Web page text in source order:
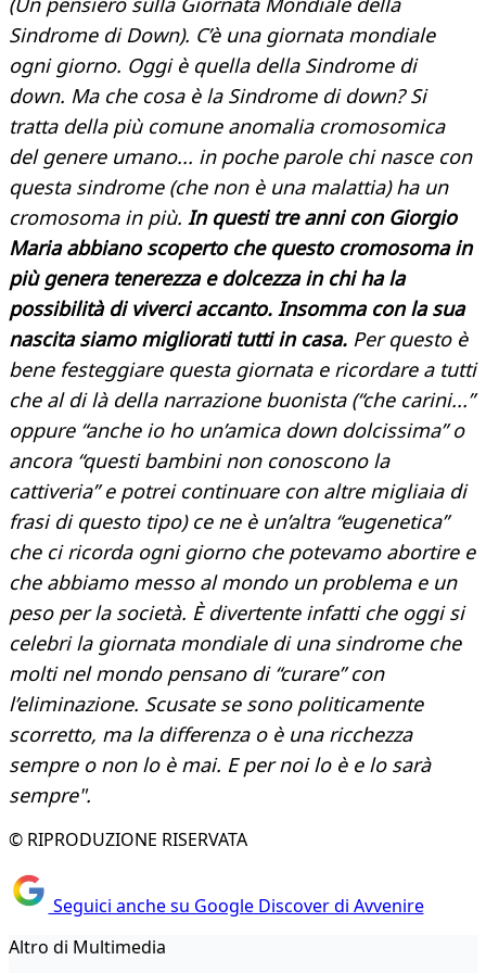
Sindrome di Down). C’è una giornata mondiale
ogni giorno. Oggi è quella della Sindrome di
down. Ma che cosa è la Sindrome di down? Si
tratta della più comune anomalia cromosomica
del genere umano... in poche parole chi nasce con
questa sindrome (che non è una malattia) ha un
cromosoma in più. In questi tre anni con Giorgio
Maria abbiano scoperto che questo cromosoma in
più genera tenerezza e dolcezza in chi ha la
possibilità di viverci accanto. Insomma con la sua
nascita siamo migliorati tutti in casa. Per questo è
bene festeggiare questa giornata e ricordare a tutti
che al di là della narrazione buonista (“che carini...”
oppure “anche io ho un’amica down dolcissima” o
ancora “questi bambini non conoscono la
cattiveria” e potrei continuare con altre migliaia di
frasi di questo tipo) ce ne è un’altra “eugenetica”
che ci ricorda ogni giorno che potevamo abortire e
che abbiamo messo al mondo un problema e un
peso per la società. È divertente infatti che oggi si
celebri la giornata mondiale di una sindrome che
molti nel mondo pensano di “curare” con
l’eliminazione. Scusate se sono politicamente
scorretto, ma la differenza o è una ricchezza
sempre o non lo è mai. E per noi lo è e lo sarà
sempre".
© RIPRODUZIONE RISERVATA
Seguici anche su Google Discover di Avvenire
Altro di Multimedia